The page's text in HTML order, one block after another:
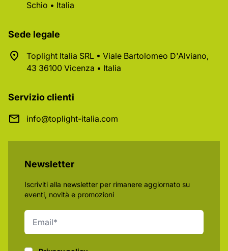
Schio • Italia
Sede legale
Toplight Italia SRL • Viale Bartolomeo D'Alviano,
43 36100 Vicenza • Italia
Servizio clienti
info@toplight-italia.com
Newsletter
Iscriviti alla newsletter per rimanere aggiornato su
eventi, novità e promozioni